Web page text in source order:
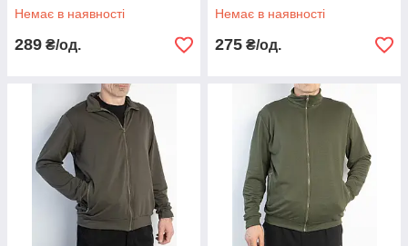
Немає в наявності
289 ₴/од.
Немає в наявності
275 ₴/од.